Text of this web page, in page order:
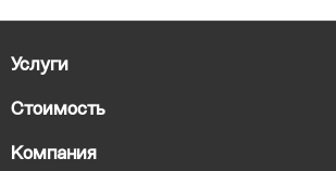
Услуги
Стоимость
Компания